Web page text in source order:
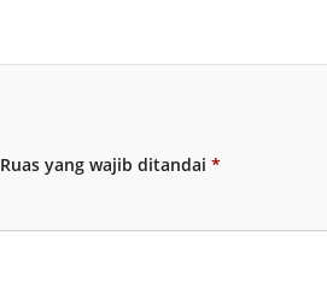
Ruas yang wajib ditandai *